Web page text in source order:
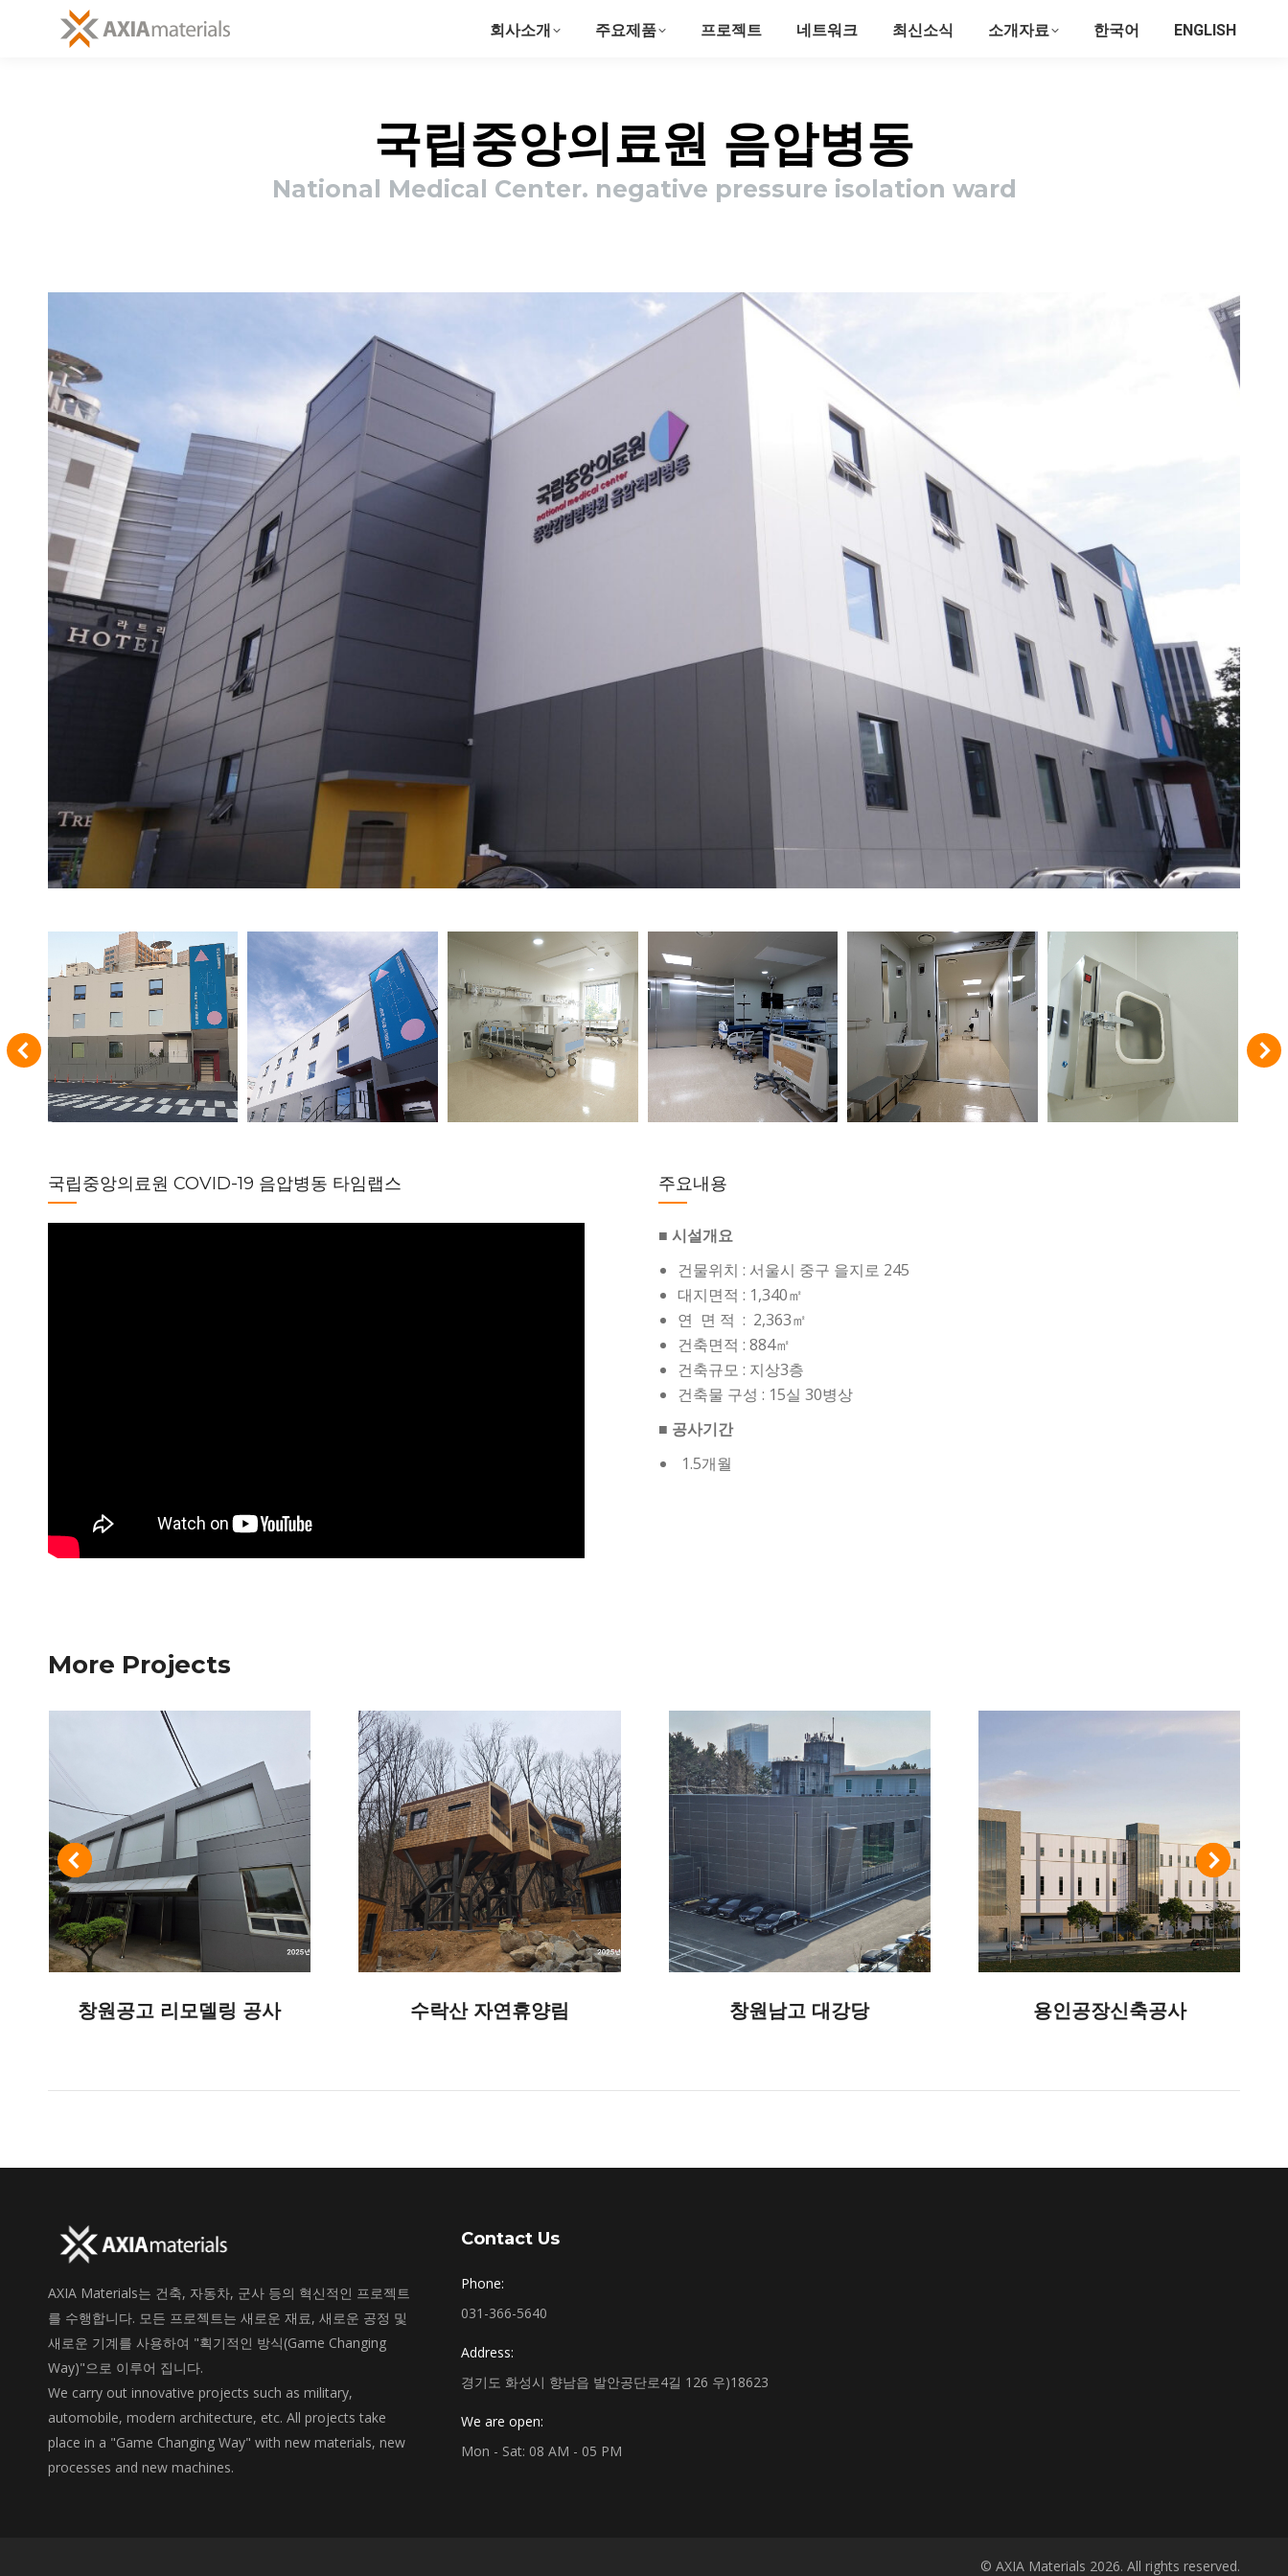
회사소개 주요제품 프로젝트 네트워크 최신소식 소개자료 한국어 ENGLISH
국립중앙의료원 음압병동
National Medical Center. negative pressure isolation ward
국립중앙의료원 COVID-19 음압병동 타임랩스 주요내용
■ 시설개요
건물위치 : 서울시 중구 을지로 245
대지면적 : 1,340㎡
연 면 적 : 2,363㎡
건축면적 : 884㎡
건축규모 : 지상3층
건축물 구성 : 15실 30병상
■ 공사기간
1.5개월
More Projects
창원공고 리모델링 공사 수락산 자연휴양림 창원남고 대강당 용인공장신축공사
AXIA Materials는 건축, 자동차, 군사 등의 혁신적인 프로젝트
를 수행합니다. 모든 프로젝트는 새로운 재료, 새로운 공정 및
새로운 기계를 사용하여 "획기적인 방식(Game Changing
Way)"으로 이루어 집니다.
We carry out innovative projects such as military,
automobile, modern architecture, etc. All projects take
place in a "Game Changing Way" with new materials, new
processes and new machines.
Contact Us
Phone:
031-366-5640
Address:
경기도 화성시 향남읍 발안공단로4길 126 우)18623
We are open:
Mon - Sat: 08 AM - 05 PM
© AXIA Materials 2026. All rights reserved.